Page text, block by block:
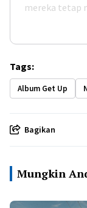
mereka tetap
Tags:
Album Get Up
Bagikan
Mungkin